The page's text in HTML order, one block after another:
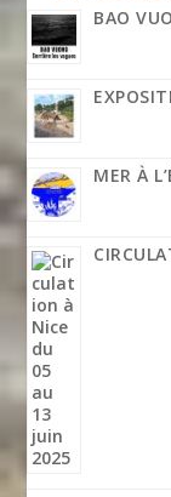
BAO
MER À